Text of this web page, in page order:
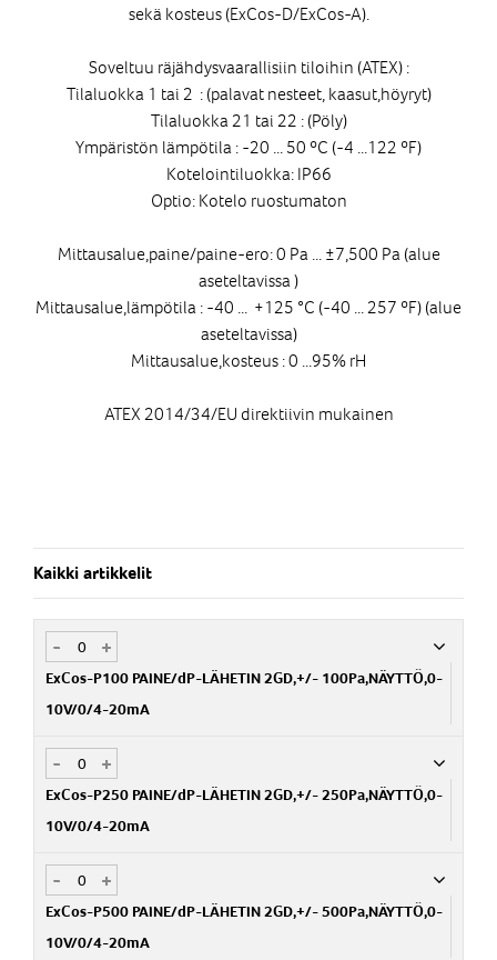
sekä kosteus (ExCos-D/ExCos-A).
Soveltuu räjähdysvaarallisiin tiloihin (ATEX) :
Tilaluokka 1 tai 2 : (palavat nesteet, kaasut,höyryt)
Tilaluokka 21 tai 22 : (Pöly)
Ympäristön lämpötila : -20 ... 50 ºC (-4 ...122 ºF)
Kotelointiluokka: IP66
Optio: Kotelo ruostumaton
Mittausalue,paine/paine-ero: 0 Pa ... ±7,500 Pa (alue
aseteltavissa )
Mittausalue,lämpötila : -40 ... +125 °C (-40 ... 257 ºF) (alue
aseteltavissa)
Mittausalue,kosteus : 0 ...95% rH
ATEX 2014/34/EU direktiivin mukainen
Kaikki artikkelit
+
-
ExCos-P100 PAINE/dP-LÄHETIN 2GD,+/- 100Pa,NÄYTTÖ,0-
10V/0/4-20mA
Nim. Nro
SH082001-10
+
-
ExCos-P250 PAINE/dP-LÄHETIN 2GD,+/- 250Pa,NÄYTTÖ,0-
10V/0/4-20mA
Nim. Nro
SH082001-25
+
-
ExCos-P500 PAINE/dP-LÄHETIN 2GD,+/- 500Pa,NÄYTTÖ,0-
10V/0/4-20mA